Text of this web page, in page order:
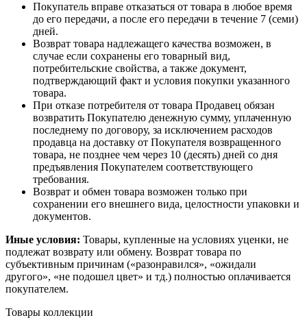
Покупатель вправе отказаться от товара в любое время
до его передачи, а после его передачи в течение 7 (семи)
дней.
Возврат товара надлежащего качества возможен, в
случае если сохранены его товарный вид,
потребительские свойства, а также документ,
подтверждающий факт и условия покупки указанного
товара.
При отказе потребителя от товара Продавец обязан
возвратить Покупателю денежную сумму, уплаченную
последнему по договору, за исключением расходов
продавца на доставку от Покупателя возвращенного
товара, не позднее чем через 10 (десять) дней со дня
предъявления Покупателем соответствующего
требования.
Возврат и обмен товара возможен только при
сохранении его внешнего вида, целостности упаковки и
документов.
Иные условия: Товары, купленные на условиях уценки, не
подлежат возврату или обмену. Возврат товара по
субъективным причинам («разонравился», «ожидали
другого», «не подошел цвет» и тд.) полностью оплачивается
покупателем.
Товары коллекции